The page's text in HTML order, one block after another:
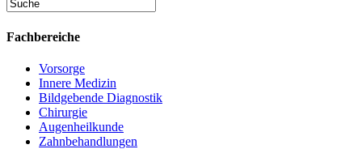
Fachbereiche
Vorsorge
Innere Medizin
Bildgebende Diagnostik
Chirurgie
Augenheilkunde
Zahnbehandlungen